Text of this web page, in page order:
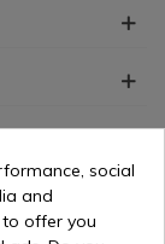
social
and
offer you